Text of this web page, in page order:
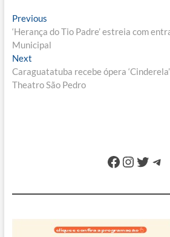
Navegação
de
Post
PreviousPrevious
post:
‘Herança do Tio Padre’ estreia com
Municipal
NextNext
post:
Caraguatatuba recebe ópera
Theatro São Pedro
Facebook